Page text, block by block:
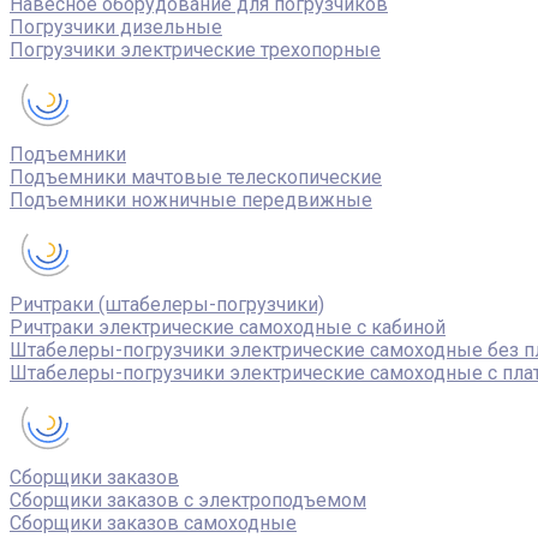
Погрузчики дизельные
Погрузчики электрические трехопорные
Подъемники
Подъемники мачтовые телескопические
Подъемники ножничные передвижные
Ричтраки (штабелеры-погрузчики)
Ричтраки электрические самоходные с кабиной
Штабелеры-погрузчики электрические самоходные без
Штабелеры-погрузчики электрические самоходные с
Сборщики заказов
Сборщики заказов с электроподъемом
Сборщики заказов самоходные